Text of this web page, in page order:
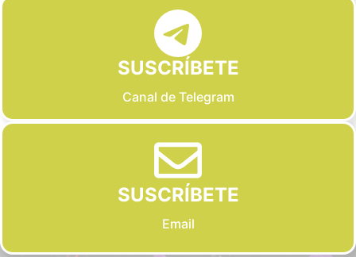
SUSCRÍBETE
Canal de Telegram
SUSCRÍBETE
Email